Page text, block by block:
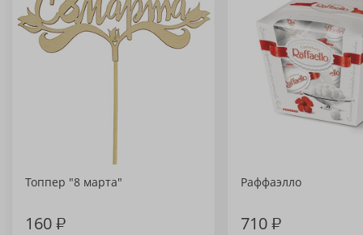
Топпер "8 марта"
160₽
Раффаэлло
710₽